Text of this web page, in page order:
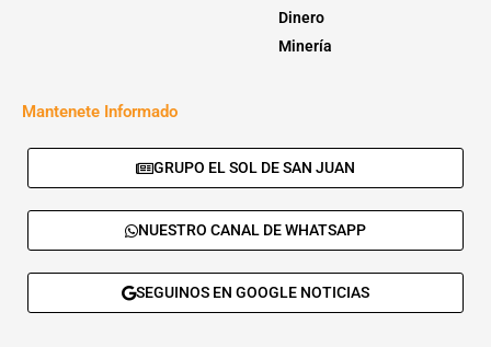
Dinero
Minería
Mantenete Informado
GRUPO EL SOL DE SAN JUAN
NUESTRO CANAL DE WHATSAPP
SEGUINOS EN GOOGLE NOTICIAS